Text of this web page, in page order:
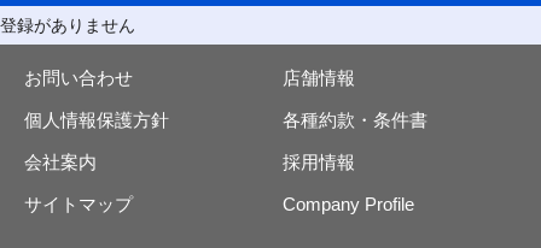
登録がありません
お問い合わせ 店舗情報
個人情報保護方針 各種約款・条件書
会社案内 採用情報
サイトマップ Company Profile